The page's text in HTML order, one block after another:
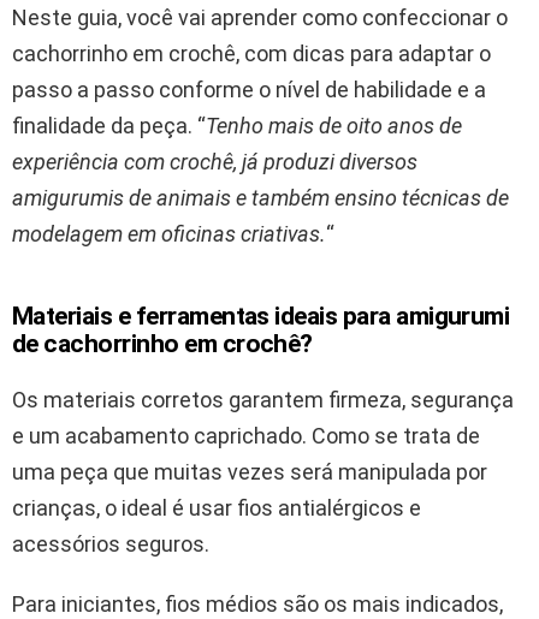
Neste guia, você vai aprender como confeccionar o
cachorrinho em crochê, com dicas para adaptar o
passo a passo conforme o nível de habilidade e a
finalidade da peça. “Tenho mais de oito anos de
experiência com crochê, já produzi diversos
amigurumis de animais e também ensino técnicas de
modelagem em oficinas criativas.“
Materiais e ferramentas ideais para amigurumi
de cachorrinho em crochê?
Os materiais corretos garantem firmeza, segurança
e um acabamento caprichado. Como se trata de
uma peça que muitas vezes será manipulada por
crianças, o ideal é usar fios antialérgicos e
acessórios seguros.
Para iniciantes, fios médios são os mais indicados,